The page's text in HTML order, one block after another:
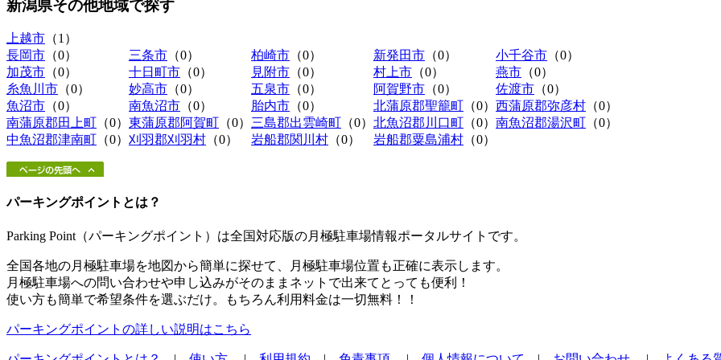
新潟県その他地域で探す
上越市 （1）
長岡市 （0） 三条市 （0） 柏崎市 （0） 新発田市 （0） 小千谷市 （0）
加茂市 （0） 十日町市 （0） 見附市 （0） 村上市 （0） 燕市 （0）
糸魚川市 （0） 妙高市 （0） 五泉市 （0） 阿賀野市 （0） 佐渡市 （0）
魚沼市 （0） 南魚沼市 （0） 胎内市 （0） 北蒲原郡聖籠町 （0） 西蒲原郡弥彦村 （0）
南蒲原郡田上町 （0） 東蒲原郡阿賀町 （0） 三島郡出雲崎町 （0） 北魚沼郡川口町 （0） 南魚沼郡湯沢町 （0）
中魚沼郡津南町 （0） 刈羽郡刈羽村 （0） 岩船郡関川村 （0） 岩船郡粟島浦村 （0）
パーキングポイントとは？
Parking Point（パーキングポイント）は全国対応版の月極駐車場情報ポータルサイトです。
全国各地の月極駐車場を地図から簡単に探せて、月極駐車場位置も正確に表示します。
月極駐車場への問い合わせや申し込みがそのままネットで出来てとっても便利！
使い方も簡単で希望条件を選ぶだけ。もちろん利用料金は一切無料！！
パーキングポイントの詳しい説明はこちら